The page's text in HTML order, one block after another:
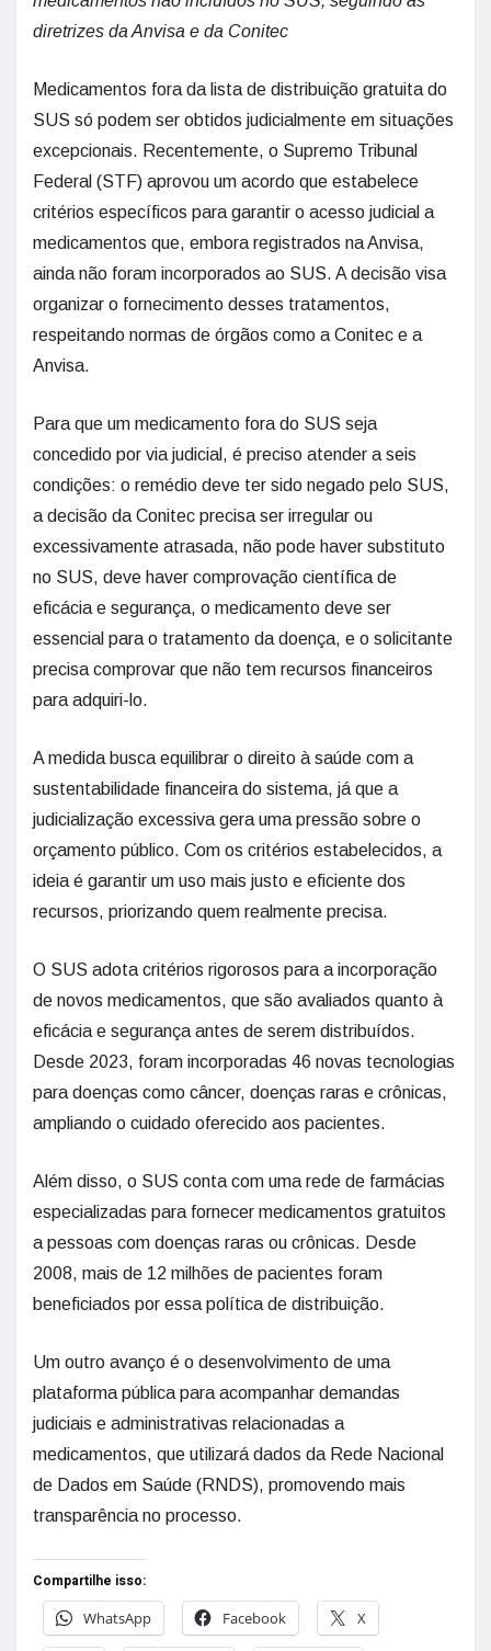
diretrizes da Anvisa e da Conitec
Medicamentos fora da lista de distribuição gratuita do
SUS só podem ser obtidos judicialmente em situações
excepcionais. Recentemente, o Supremo Tribunal
Federal (STF) aprovou um acordo que estabelece
critérios específicos para garantir o acesso judicial a
medicamentos que, embora registrados na Anvisa,
ainda não foram incorporados ao SUS. A decisão visa
organizar o fornecimento desses tratamentos,
respeitando normas de órgãos como a Conitec e a
Anvisa.
Para que um medicamento fora do SUS seja
concedido por via judicial, é preciso atender a seis
condições: o remédio deve ter sido negado pelo SUS,
a decisão da Conitec precisa ser irregular ou
excessivamente atrasada, não pode haver substituto
no SUS, deve haver comprovação científica de
eficácia e segurança, o medicamento deve ser
essencial para o tratamento da doença, e o solicitante
precisa comprovar que não tem recursos financeiros
para adquiri-lo.
A medida busca equilibrar o direito à saúde com a
sustentabilidade financeira do sistema, já que a
judicialização excessiva gera uma pressão sobre o
orçamento público. Com os critérios estabelecidos, a
ideia é garantir um uso mais justo e eficiente dos
recursos, priorizando quem realmente precisa.
O SUS adota critérios rigorosos para a incorporação
de novos medicamentos, que são avaliados quanto à
eficácia e segurança antes de serem distribuídos.
Desde 2023, foram incorporadas 46 novas tecnologias
para doenças como câncer, doenças raras e crônicas,
ampliando o cuidado oferecido aos pacientes.
Além disso, o SUS conta com uma rede de farmácias
especializadas para fornecer medicamentos gratuitos
a pessoas com doenças raras ou crônicas. Desde
2008, mais de 12 milhões de pacientes foram
beneficiados por essa política de distribuição.
Um outro avanço é o desenvolvimento de uma
plataforma pública para acompanhar demandas
judiciais e administrativas relacionadas a
medicamentos, que utilizará dados da Rede Nacional
de Dados em Saúde (RNDS), promovendo mais
transparência no processo.
Compartilhe isso:
WhatsApp
Facebook X